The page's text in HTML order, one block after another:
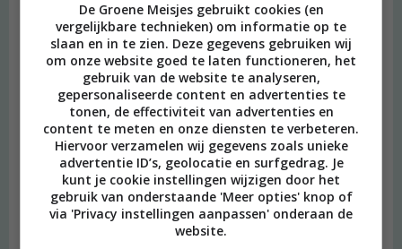
Heimwee
De Groene Meisjes gebruikt cookies (en
vergelijkbare technieken) om informatie op te
slaan en in te zien. Deze gegevens gebruiken wij
om onze website goed te laten functioneren, het
gebruik van de website te analyseren,
gepersonaliseerde content en advertenties te
tonen, de effectiviteit van advertenties en
content te meten en onze diensten te verbeteren.
Hiervoor verzamelen wij gegevens zoals unieke
advertentie ID’s, geolocatie en surfgedrag. Je
kunt je cookie instellingen wijzigen door het
gebruik van onderstaande 'Meer opties' knop of
via 'Privacy instellingen aanpassen' onderaan de
website.